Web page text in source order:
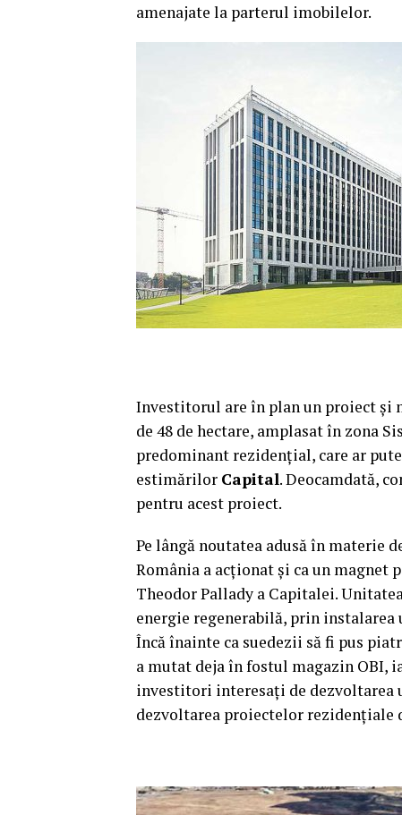
amenajate la parterul imobilelor.
Investitorul are în plan un proiect şi
de 48 de hectare, amplasat în zona
predominant rezidenţial, care ar
estimărilor Capital. Deocamdată,
pentru acest proiect.
Pe lângă noutatea adusă în materie
România a acţionat şi ca un magnet
Theodor Pallady a Capitalei.
energie regenerabilă, prin
Încă înainte ca suedezii să fi pus
a mutat deja în fostul magazin OBI,
investitori interesaţi de dezvoltarea
dezvoltarea proiectelor rezidenţiale